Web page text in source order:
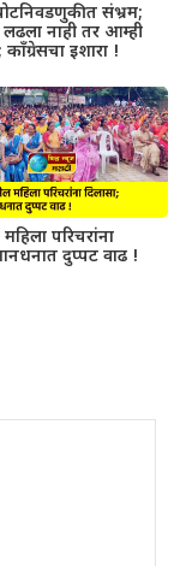
संभ्रम;
लढला नाही तर आम्ही
काँग्रेसचा इशारा !
परिचरांना
दुप्पट वाढ !